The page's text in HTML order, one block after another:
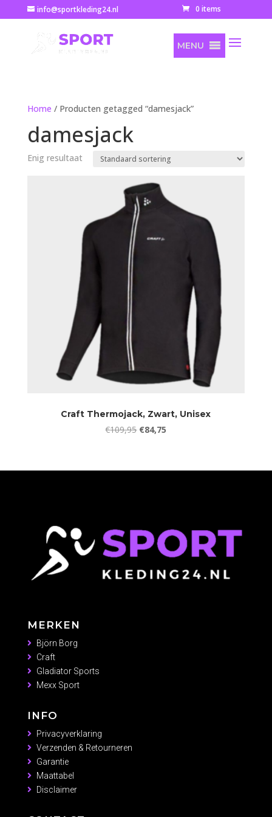
info@sportkleding24.nl 0 items
MENU
Home / Producten getagged “damesjack”
damesjack
Enig resultaat
Craft Thermojack, Zwart, Unisex
€109,95 Oorspronkelijke
€109,95.
€84,75
€84,75.
MERKEN
Björn Borg
Craft
Gladiator Sports
Mexx Sport
INFO
Privacyverklaring
Verzenden & Retourneren
Garantie
Maattabel
Disclaimer